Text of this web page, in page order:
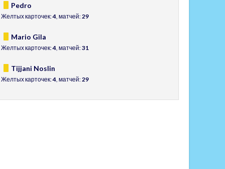
Pedro
Желтых карточек:4 , матчей: 29
Mario Gila
Желтых карточек:4 , матчей:31
Tijjani Noslin
Желтых карточек:4 , матчей: 29